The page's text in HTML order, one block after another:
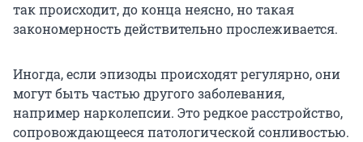
так происходит, до конца неясно, но такая
закономерность действительно прослеживается.
Иногда, если эпизоды происходят регулярно, они
могут быть частью другого заболевания,
например нарколепсии. Это редкое расстройство,
сопровождающееся патологической сонливостью.